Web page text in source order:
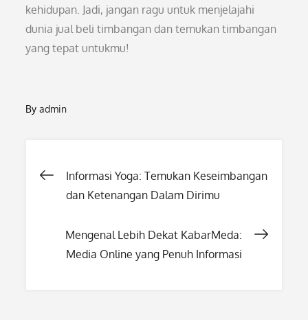
kehidupan. Jadi, jangan ragu untuk menjelajahi
dunia jual beli timbangan dan temukan timbangan
yang tepat untukmu!
Byadmin
Post
Informasi Yoga: Temukan Keseimbangan
dan Ketenangan Dalam Dirimu
Mengenal Lebih Dekat KabarMeda:
Media Online yang Penuh Informasi